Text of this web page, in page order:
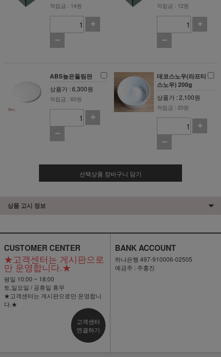
적립금 : 14원 적립금 : 12원
ABS높은돌림판
상품가 : 6,300원
적립금 : 60원
데코스노우(라프티
스노우) 200g
상품가 : 2,100원
적립금 : 20원
선택상품 장바구니 담기
상품 고시 정보
CUSTOMER CENTER
★고객센터는 게시판으로
만 운영합니다.★
평일 10:00 ~ 18:00
토,일요일 / 공휴일 휴무
★고객센터는 게시판으로만 운영합니
다.★
고객센터
연결하기
BANK ACCOUNT
하나은행 497-910006-02505
예금주 : 주홍진